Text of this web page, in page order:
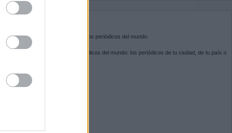
Kiosko.netes la puerta de entrada a los periódicos del mundo.
Navega por las portadas de los periódicos del mundo: los periódicos de tu ciudad, de tu país o
SÍGUENOS